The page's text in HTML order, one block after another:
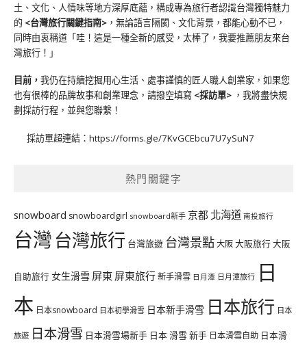
土、文化、人情味等地方深厚底蘊，構成專為旅行者認識台灣獨特魅力
的 <台灣旅行關鍵指南> ，無論語言隔閡、文化背景，都能心動不已，
同時由衷稱道「哇！這是一種全新的感受，太棒了，我要推薦朋友來台
灣旅行！」
目前， 我仍在持續挖掘用心生活、處事謹慎的匠人職人創業家，如果您
也有很棒的品牌故事和創業理念，請撥空填寫 <採訪單> ，我將盡快規
劃採訪行程，並與您聯繫！
採訪單超連結： https://forms.gle/7KvGCEbcu7U7ySuN7
熱門關鍵字
snowboard snowboardgirl snowboard新手 京都 北海道 南投旅行
台灣台灣旅行 台灣旅遊 台灣景點大阪大阪旅行大阪
自助旅行 女生滑雪 屏東 屏東旅行新手滑雪 日月潭 日月潭旅行 日
本 日本snowboard 日本初學滑雪 日本新手滑雪 日本旅行 日本
旅遊 日本滑雪 日本滑雪場新手 日本 滑雪 新手 日本滑雪自助 日本滑